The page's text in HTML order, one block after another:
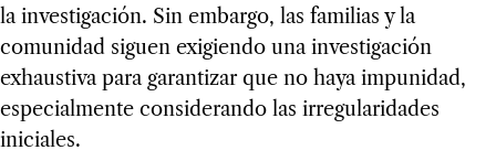
la investigación. Sin embargo, las familias y la
comunidad siguen exigiendo una investigación
exhaustiva para garantizar que no haya impunidad,
especialmente considerando las irregularidades
iniciales.